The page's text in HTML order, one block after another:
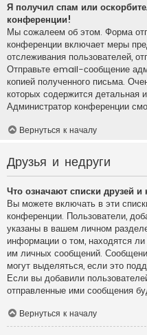
Я получил спам или
конференции!
Мы сожалеем об этом. Форма
конференции включает меры
отслеживания пользователей,
Отправьте email-сообщение
копией полученного письма.
которых содержится детальная
Администратор конференции
Вернуться к началу
Друзья и недруги
Что означают списки друзей и
Вы можете включать в эти
конференции. Пользователи,
указаны в вашем личном
информации о том, находятся
им личных сообщений.
могут выделяться, если это
Если вы добавили
отправленные ими сообщения
Вернуться к началу